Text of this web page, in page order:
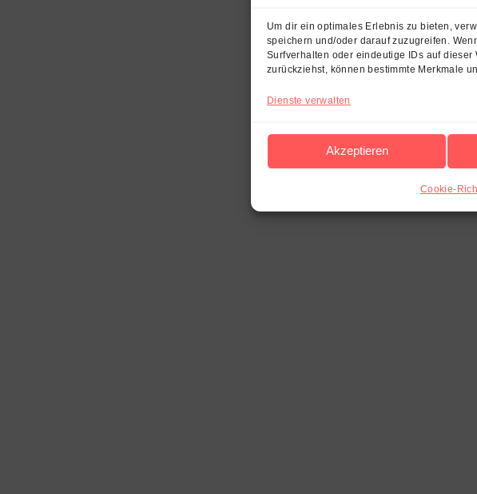
Um dir ein optimales Erlebnis zu bieten,
speichern und/oder darauf zuzugreifen.
Surfverhalten oder eindeutige IDs auf
zurückziehst, können bestimmte Merkmale
Dienste verwalten
Akzeptieren
Cookie-